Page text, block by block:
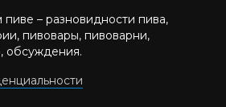
– разновидности пива,
пивовары, пивоварни,
обсуждения.